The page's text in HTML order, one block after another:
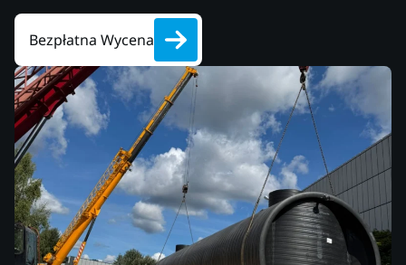
Bezpłatna Wycena